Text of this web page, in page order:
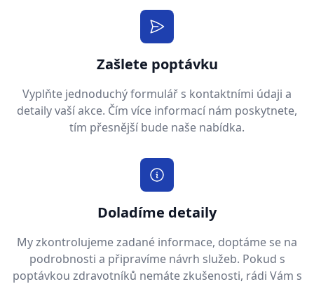
Zašlete poptávku
Vyplňte jednoduchý formulář s kontaktními údaji a
detaily vaší akce. Čím více informací nám poskytnete,
tím přesnější bude naše nabídka.
Doladíme detaily
My zkontrolujeme zadané informace, doptáme se na
podrobnosti a připravíme návrh služeb. Pokud s
poptávkou zdravotníků nemáte zkušenosti, rádi Vám s